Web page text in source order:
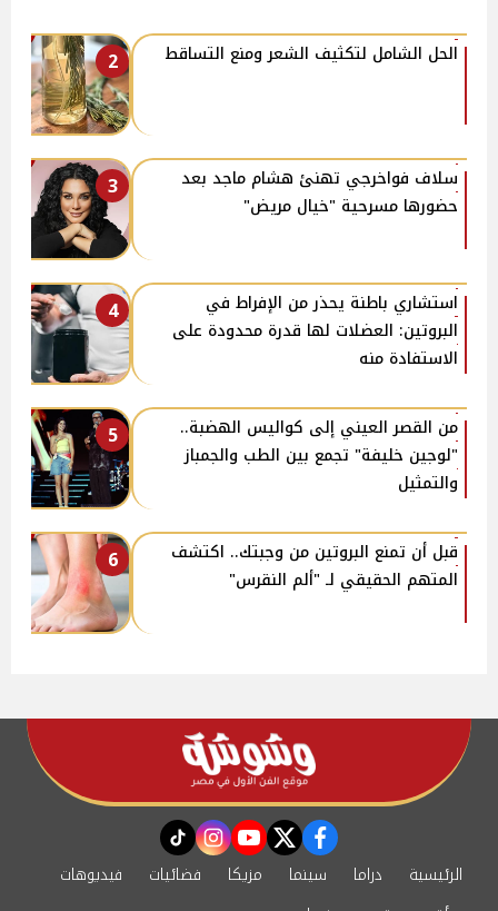
2 الحل الشامل لتكثيف الشعر ومنع التساقط
3
سلاف فواخرجي تهنئ هشام ماجد بعد
حضورها مسرحية "خيال مريض"
4
استشاري باطنة يحذر من الإفراط في
البروتين: العضلات لها قدرة محدودة على
الاستفادة منه
5
من القصر العيني إلى كواليس الهضبة..
"لوجين خليفة" تجمع بين الطب والجمباز
والتمثيل
6
قبل أن تمنع البروتين من وجبتك.. اكتشف
المتهم الحقيقي لـ "ألم النقرس"
facebook
twitter
youtube
instagram
tiktok
الرئيسية دراما سينما مزيكا فضائيات
فيديوهات